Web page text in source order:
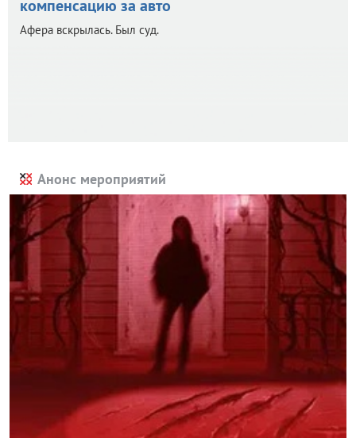
компенсацию за авто
Афера вскрылась. Был суд.
Анонс мероприятий